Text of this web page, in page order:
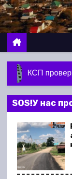
о
м
у
SOS!У нас